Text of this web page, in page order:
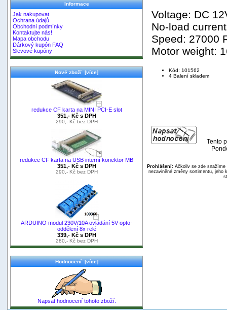
Informace
Jak nakupovat
Ochrana údajů
Obchodní podmínky
Kontaktujte nás!
Mapa obchodu
Dárkový kupón FAQ
Slevové kupóny
Nové zboží [více]
redukce CF karta na MINI PCI-E slot
351,- Kč s DPH
290,- Kč bez DPH
redukce CF karta na USB interní konektor MB
351,- Kč s DPH
290,- Kč bez DPH
ARDUINO modul 230V/10A ovládání 5V opto-
oddělení 8x relé
339,- Kč s DPH
280,- Kč bez DPH
Hodnocení [více]
Napsat hodnocení tohoto zboží.
Voltage: DC
No-load
Speed: 27000
Motor weight:
Kód: 101562
4 Balení skladem
Tento
Prohlášení:Ačkoliv se zde snažíme
nezaviněné změny sortimentu, jeho